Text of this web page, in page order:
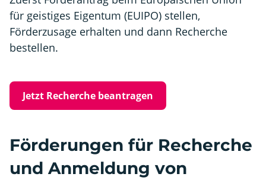
für geistiges Eigentum (EUIPO) stellen,
Förderzusage erhalten und dann Recherche
bestellen.
Jetzt Recherche beantragen
Förderungen für Recherche
und Anmeldung von